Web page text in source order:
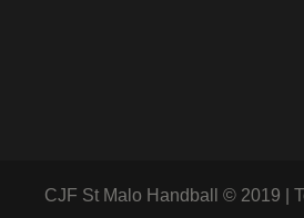
CJF St Malo Handball © 2019 |